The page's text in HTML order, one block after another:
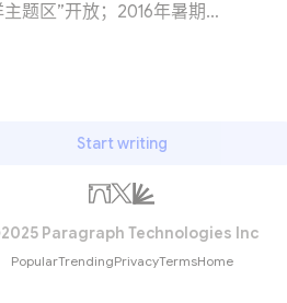
题区”开放；2016年暑期，
Start writing
2025 Paragraph Technologies Inc
PopularTrendingPrivacyTermsHome